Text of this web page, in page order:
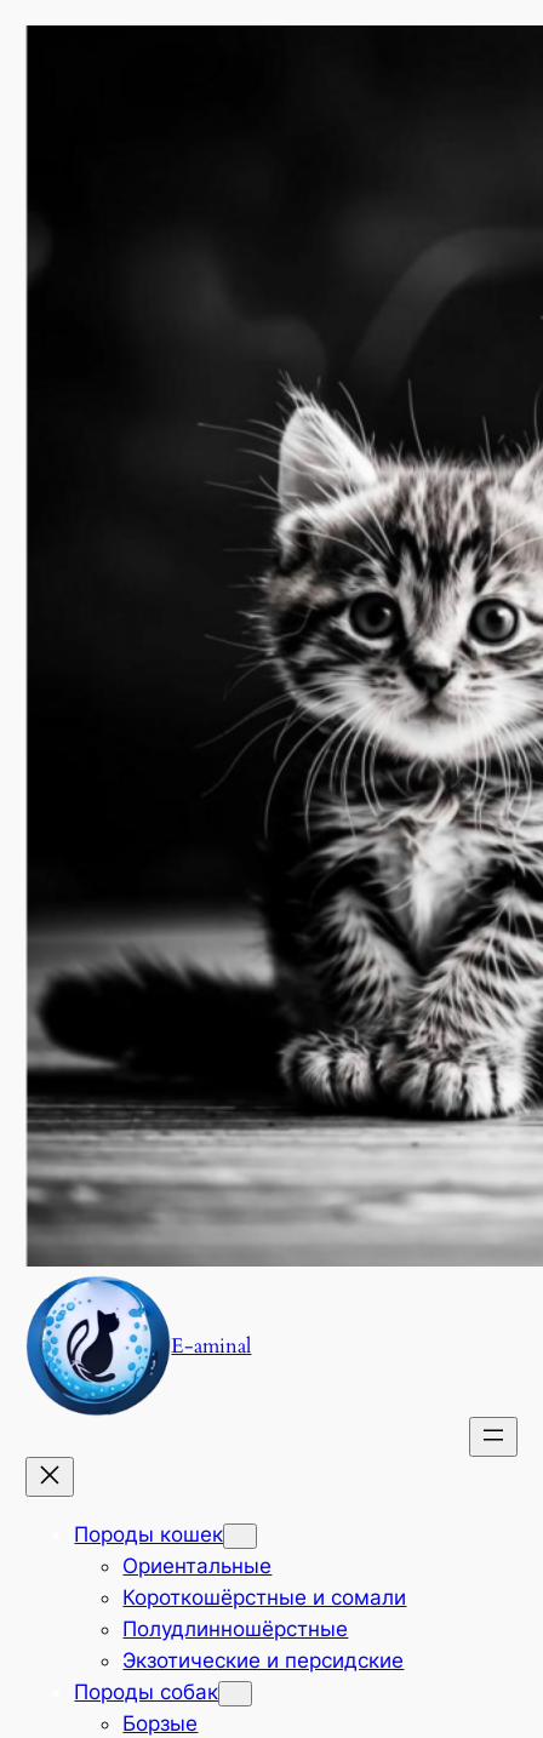
Перейти
E-aminal
Породы кошек
Ориентальные
Короткошёрстные и сомали
Полудлинношёрстные
Экзотические и персидские
Породы собак
Борзые